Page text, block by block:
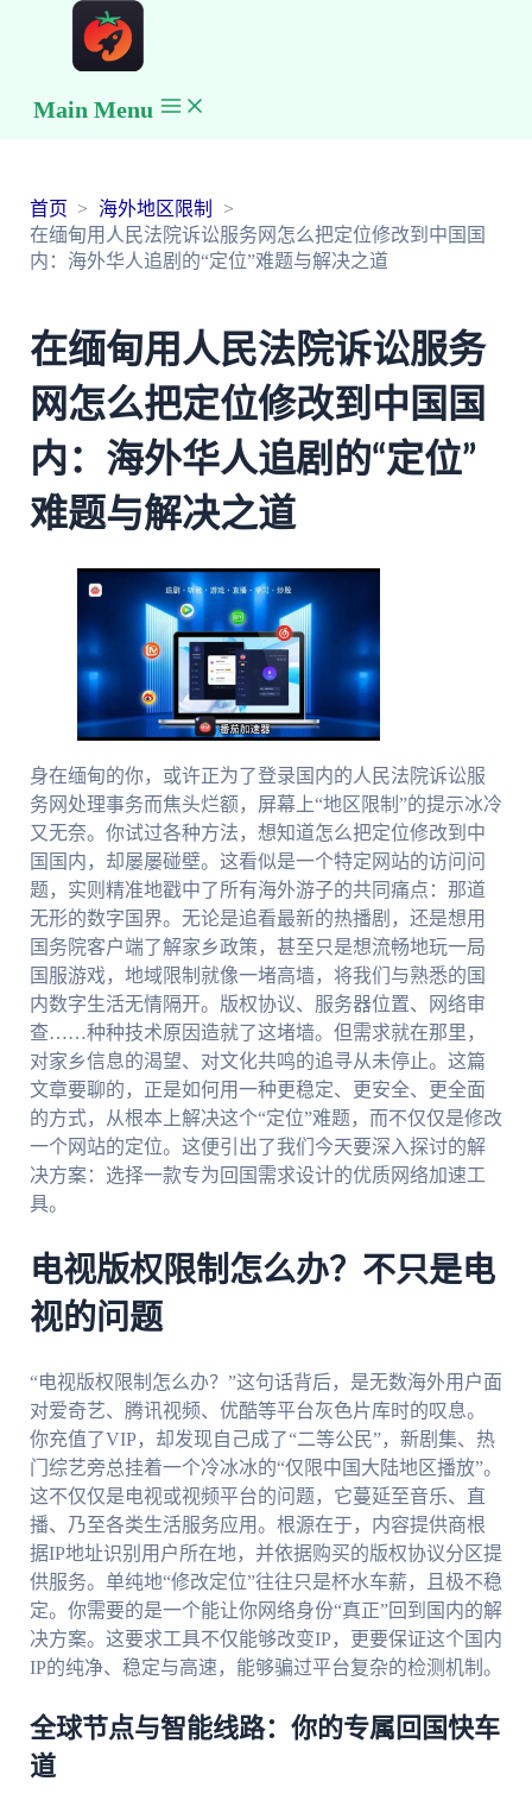
Main Menu
首页
海外地区限制
在缅甸用人民法院诉讼服务网怎么把定位修改到中国国
内：海外华人追剧的“定位”难题与解决之道
在缅甸用人民法院诉讼服务
网怎么把定位修改到中国国
内：海外华人追剧的“定位”
难题与解决之道
身在缅甸的你，或许正为了登录国内的人民法院诉讼服
务网处理事务而焦头烂额，屏幕上“地区限制”的提示冰冷
又无奈。你试过各种方法，想知道怎么把定位修改到中
国国内，却屡屡碰壁。这看似是一个特定网站的访问问
题，实则精准地戳中了所有海外游子的共同痛点：那道
无形的数字国界。无论是追看最新的热播剧，还是想用
国务院客户端了解家乡政策，甚至只是想流畅地玩一局
国服游戏，地域限制就像一堵高墙，将我们与熟悉的国
内数字生活无情隔开。版权协议、服务器位置、网络审
查……种种技术原因造就了这堵墙。但需求就在那里，
对家乡信息的渴望、对文化共鸣的追寻从未停止。这篇
文章要聊的，正是如何用一种更稳定、更安全、更全面
的方式，从根本上解决这个“定位”难题，而不仅仅是修改
一个网站的定位。这便引出了我们今天要深入探讨的解
决方案：选择一款专为回国需求设计的优质网络加速工
具。
电视版权限制怎么办？不只是电
视的问题
“电视版权限制怎么办？”这句话背后，是无数海外用户面
对爱奇艺、腾讯视频、优酷等平台灰色片库时的叹息。
你充值了VIP，却发现自己成了“二等公民”，新剧集、热
门综艺旁总挂着一个冷冰冰的“仅限中国大陆地区播放”。
这不仅仅是电视或视频平台的问题，它蔓延至音乐、直
播、乃至各类生活服务应用。根源在于，内容提供商根
据IP地址识别用户所在地，并依据购买的版权协议分区提
供服务。单纯地“修改定位”往往只是杯水车薪，且极不稳
定。你需要的是一个能让你网络身份“真正”回到国内的解
决方案。这要求工具不仅能够改变IP，更要保证这个国内
IP的纯净、稳定与高速，能够骗过平台复杂的检测机制。
全球节点与智能线路：你的专属回国快车
道